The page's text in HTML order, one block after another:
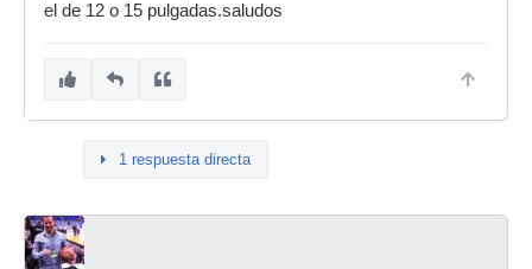
el de 12 o 15 pulgadas.saludos
1 respuesta directa